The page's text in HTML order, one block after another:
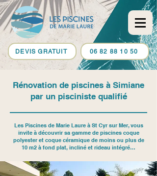
DEVIS GRATUIT 06 82 88 10 50
Rénovation de piscines à Simiane
par un pisciniste qualifié
Les Piscines de Marie Laure à St Cyr sur Mer, vous
invite à découvrir sa gamme de piscines coque
polyester et coque céramique de moins ou plus de
10 m2 à fond plat, incliné et rideau intégré…